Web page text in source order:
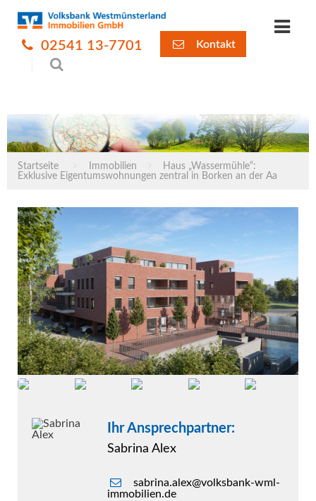
02541 13-7701 Kontakt
Startseite Immobilien
Haus „Wassermühle“:
Exklusive Eigentumswohnungen zentral in Borken an der Aa
Ihr Ansprechpartner:
Sabrina Alex
sabrina.alex@volksbank-wml-
immobilien.de